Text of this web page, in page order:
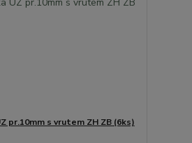
pr.10mm s vrutem ZH ZB (6ks)